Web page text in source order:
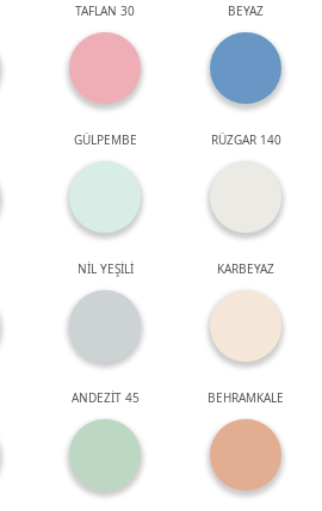
TAFLAN 30 BEYAZ
GÜLPEMBE RÜZGAR 140
NİL YEŞİLİ KARBEYAZ
ANDEZİT 45 BEHRAMKALE